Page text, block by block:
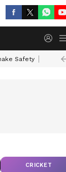
Safety
CRICKET